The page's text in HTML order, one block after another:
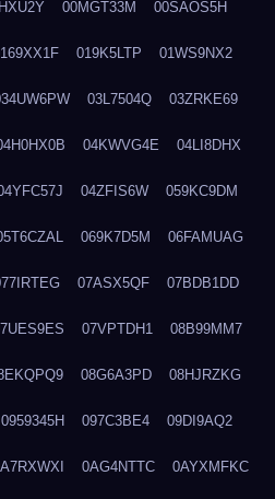
00MGT33M 00SAOS5H
019K5LTP 01WS9NX2
03L7504Q 03ZRKE69
04KWVG4E 04LI8DHX
04ZFIS6W 059KC9DM
069K7D5M 06FAMUAG
07ASX5QF 07BDB1DD
07VPTDH1 08B99MM7
08G6A3PD 08HJRZKG
0959345H 097C3BE4 09DI9AQ2
0AG4NTTC 0AYXMFKC